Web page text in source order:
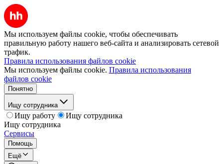
Мы используем файлы cookie, чтобы обеспечивать
правильную работу нашего веб-сайта и анализировать сетевой
трафик.
Правила использования файлов cookie
Мы используем файлы cookie. Правила использования
файлов cookie
Понятно
Ищу сотрудника
Ищу работу
Ищу сотрудника
Ищу сотрудника
Сервисы
Помощь
Ещё